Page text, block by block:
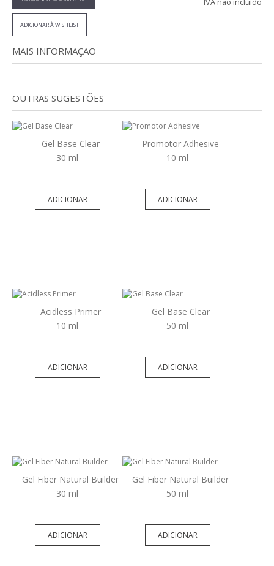
ADICIONAR À WISHLIST
IVA não incluído
MAIS INFORMAÇÃO
OUTRAS SUGESTÕES
Gel Base Clear
30 ml
ADICIONAR
Promotor Adhesive
10 ml
ADICIONAR
Acidless Primer
10 ml
ADICIONAR
Gel Base Clear
50 ml
ADICIONAR
Gel Fiber Natural Builder
30 ml
ADICIONAR
Gel Fiber Natural Builder
50 ml
ADICIONAR